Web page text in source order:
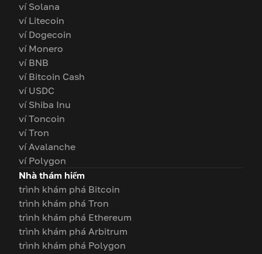
ví Solana
ví Litecoin
ví Dogecoin
ví Monero
ví BNB
ví Bitcoin Cash
ví USDC
ví Shiba Inu
ví Toncoin
ví Tron
ví Avalanche
ví Polygon
Nhà thám hiểm
trình khám phá Bitcoin
trình khám phá Tron
trình khám phá Ethereum
trình khám phá Arbitrum
trình khám phá Polygon